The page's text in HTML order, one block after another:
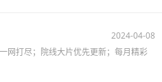
2024-04-08
网打尽；院线大片优先更新；每月精彩